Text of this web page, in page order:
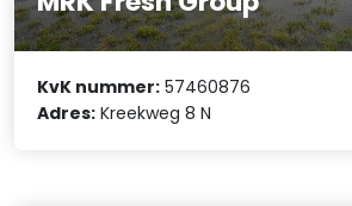
KvK nummer: 57460876
Adres: Kreekweg 8 N